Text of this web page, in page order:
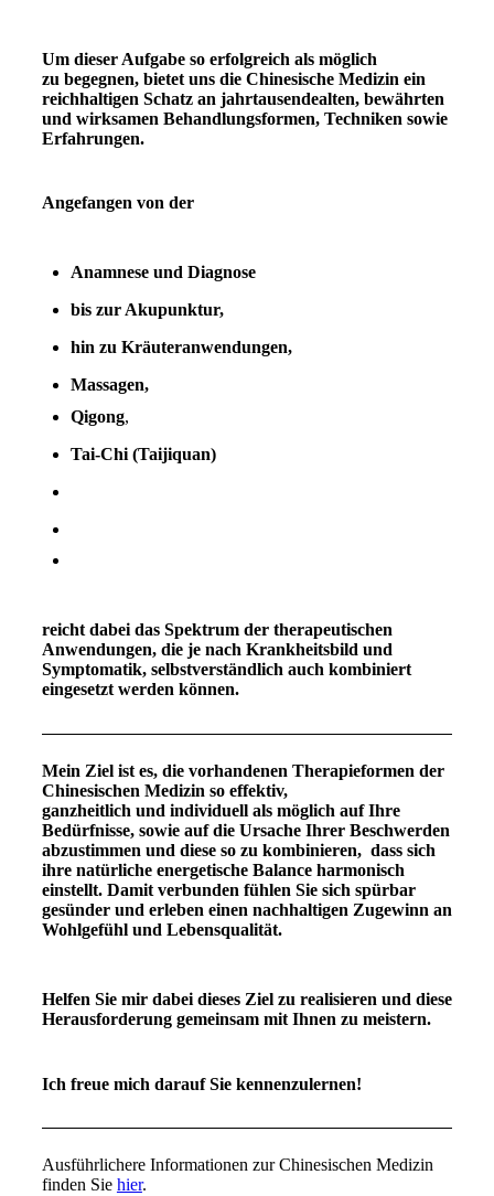
Um dieser Aufgabe so erfolgreich als möglich
zu begegnen, bietet uns die Chinesische Medizin ein
reichhaltigen Schatz an jahrtausendealten, bewährten
und wirksamen Behandlungsformen, Techniken sowie
Erfahrungen.
Angefangen von der
Anamnese und Diagnose
bis zur Akupunktur,
hin zu Kräuteranwendungen,
Massagen,
Qigong,
Tai-Chi (Taijiquan)
reicht dabei das Spektrum der therapeutischen
Anwendungen, die je nach Krankheitsbild und
Symptomatik, selbstverständlich auch kombiniert
eingesetzt werden können.
Mein Ziel ist es, die vorhandenen Therapieformen der
Chinesischen Medizin so effektiv,
ganzheitlich und individuell als möglich auf Ihre
Bedürfnisse, sowie auf die Ursache Ihrer Beschwerden
abzustimmen und diese so zu kombinieren, dass sich
ihre natürliche energetische Balance harmonisch
einstellt. Damit verbunden fühlen Sie sich spürbar
gesünder und erleben einen nachhaltigen Zugewinn an
Wohlgefühl und Lebensqualität.
Helfen Sie mir dabei dieses Ziel zu realisieren und diese
Herausforderung gemeinsam mit Ihnen zu meistern.
Ich freue mich darauf Sie kennenzulernen!
Ausführlichere Informationen zur Chinesischen Medizin
finden Sie hier.